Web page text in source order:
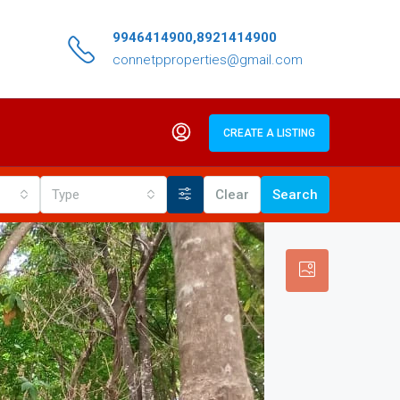
9946414900,8921414900
connetpproperties@gmail.com
CREATE A LISTING
Type Clear Search